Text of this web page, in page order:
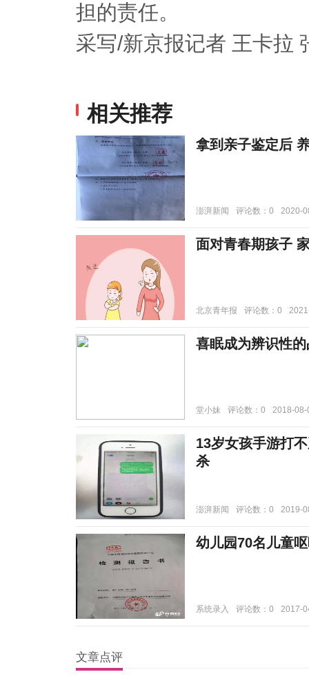
担的责任。
采写/新京报记者 王卡拉
相关推荐
拿到亲子鉴定后
澎湃新闻 评论数：0 2020-
面对青春期孩子
北京青年报 评论数：0
喜眠成为辨识性
堂小妹 评论数：0 2018-08-
13岁女孩手游打
杀
澎湃新闻 评论数：0 2019-
幼儿园70名儿童
系统录入 评论数：0 2017-
文章点评